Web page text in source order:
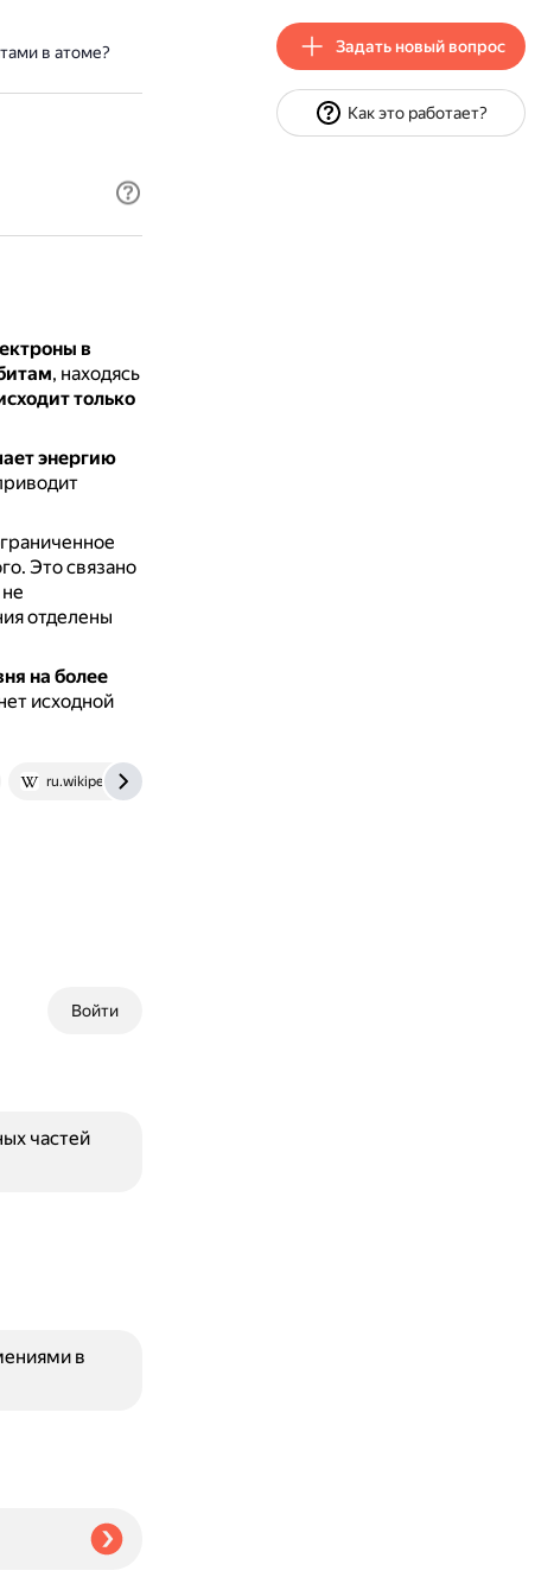
в атоме?
в
, находясь
только
энергию
Это связано
отделены
на более
исходной
ru.wikipedia.org
Войти
частей
в
Задать новый вопрос
Как это работает?